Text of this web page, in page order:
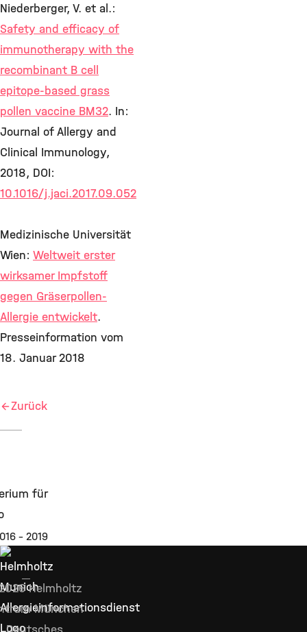
Niederberger, V. et al.:
Safety and efficacy of
immunotherapy with the
recombinant B cell
epitope-based grass
pollen vaccine BM32. In:
Journal of Allergy and
Clinical Immunology,
2018, DOI:
10.1016/j.jaci.2017.09.052
Medizinische Universität
Wien: Weltweit erster
wirksamer Impfstoff
gegen Gräserpollen-
Allergie entwickelt.
Presseinformation vom
18. Januar 2018
Zurück
- 2019
Helmholtz
München